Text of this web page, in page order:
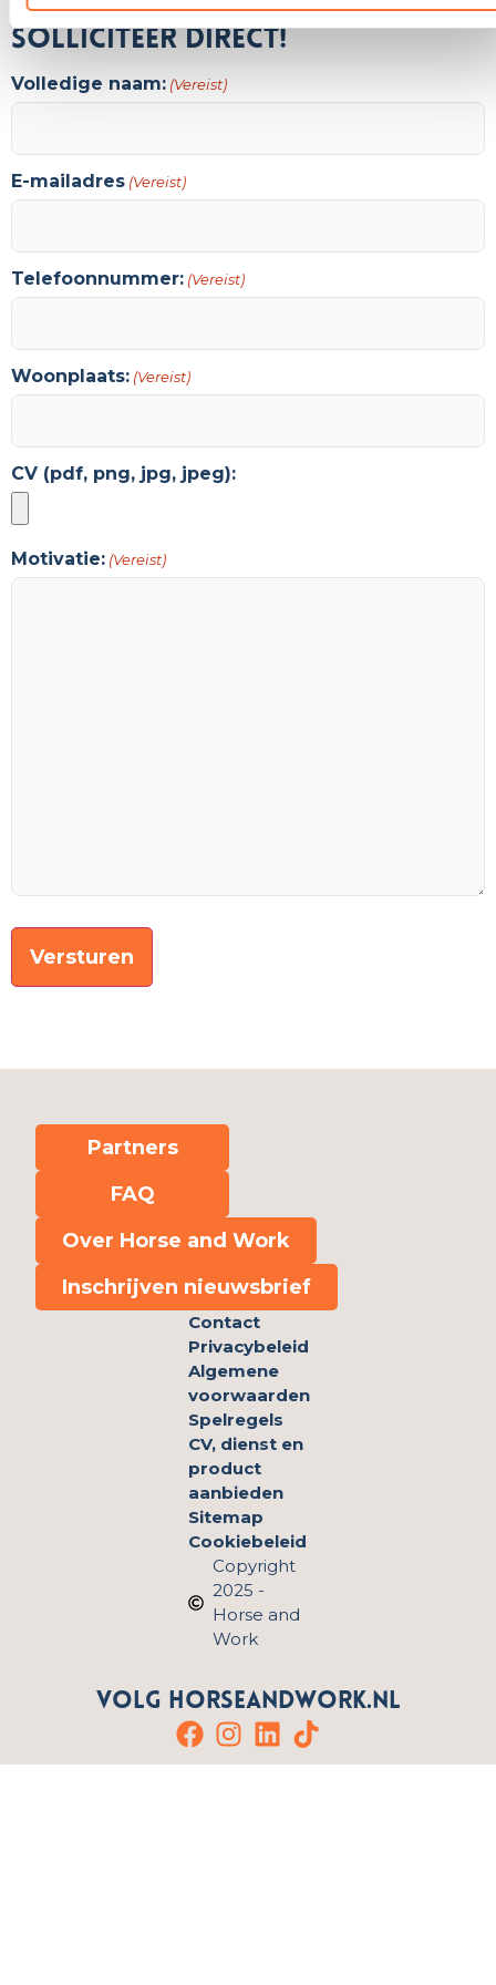
Solliciteer direct!
Volledige naam: (Vereist)
E-mailadres (Vereist)
Telefoonnummer: (Vereist)
Woonplaats: (Vereist)
CV (pdf, png, jpg, jpeg):
Motivatie: (Vereist)
Partners
FAQ
Over Horse and Work
Inschrijven nieuwsbrief
Contact
Privacybeleid
Algemene
voorwaarden
Spelregels
CV, dienst en
product
aanbieden
Sitemap
Cookiebeleid
Copyright
2025 -
Horse and
Work
Volg HorseandWork.nl